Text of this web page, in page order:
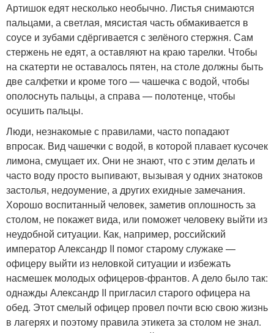
Артишок едят несколько необычно. Листья снимаются
пальцами, а светлая, мясистая часть обмакивается в
соусе и зубами сдёргивается с зелёного стержня. Сам
стержень не едят, а оставляют на краю тарелки. Чтобы
на скатерти не оставалось пятен, на столе должны быть
две салфетки и кроме того — чашечка с водой, чтобы
ополоснуть пальцы, а справа — полотенце, чтобы
осушить пальцы.
Люди, незнакомые с правилами, часто попадают
впросак. Вид чашечки с водой, в которой плавает кусочек
лимона, смущает их. Они не знают, что с этим делать и
часто воду просто выпивают, вызывая у одних знатоков
застолья, недоумение, а других ехидные замечания.
Хорошо воспитанный человек, заметив оплошность за
столом, не покажет вида, или поможет человеку выйти из
неудобной ситуации. Как, например, российский
император Александр II помог старому служаке —
офицеру выйти из неловкой ситуации и избежать
насмешек молодых офицеров-франтов. А дело было так:
однажды Александр II пригласил старого офицера на
обед. Этот смелый офицер провел почти всю свою жизнь
в лагерях и поэтому правила этикета за столом не знал.